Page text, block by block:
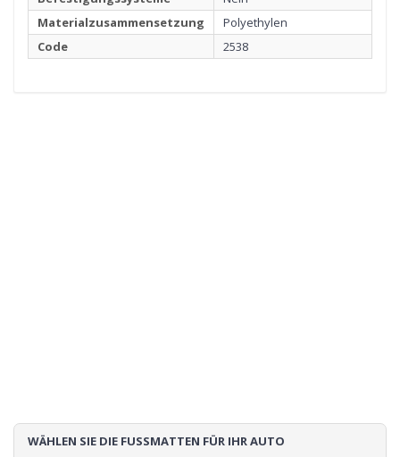
Materialzusammensetzung
Polyethylen
Code
2538
WÄHLEN SIE DIE FUSSMATTEN FÜR IHR AUTO